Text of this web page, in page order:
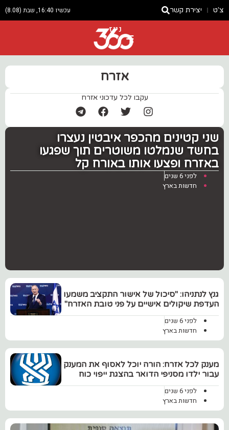
צ'ט יצירת קשר עכשיו 16:40, שבת (8.08)
ניוז
אזרח
עקבו לכל עדכוני אזרח
שני קטינים מהכפר איבטין נעצרו
בחשד שנמלטו משוטרים תוך שפגעו
באזרח ופצעו אותו באורח קל
לפני 6 שנים
חדשות בארץ
‏גנץ לנתניהו: "סיכול של אישור התקציב משמעו
העדפת שיקולים אישיים על פני טובת האזרח"
לפני 6 שנים
חדשות בארץ
מענק לכל אזרח: הורה יוכל לאסוף את המענק
עבור ילדו מסניפי הדואר בהצגת ייפוי כוח
לפני 6 שנים
חדשות בארץ